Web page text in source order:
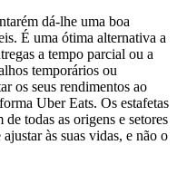
dá-lhe uma boa
É uma ótima alternativa a
a tempo parcial ou a
temporários ou
os seus rendimentos ao
Uber Eats. Os estafetas
todas as origens e setores
às suas vidas, e não o